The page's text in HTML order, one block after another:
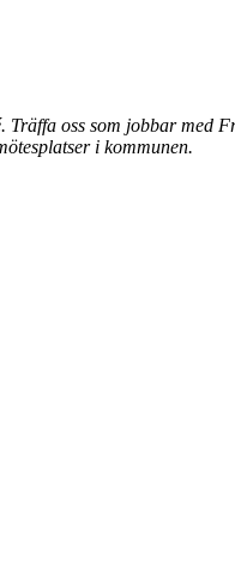
oss som jobbar
i kommunen.